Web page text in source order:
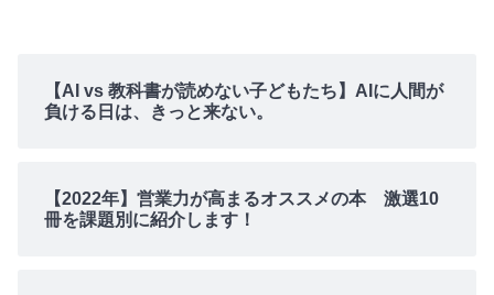
【AI vs 教科書が読めない子どもたち】AIに人間が
負ける日は、きっと来ない。
【2022年】営業力が高まるオススメの本 激選10
冊を課題別に紹介します！